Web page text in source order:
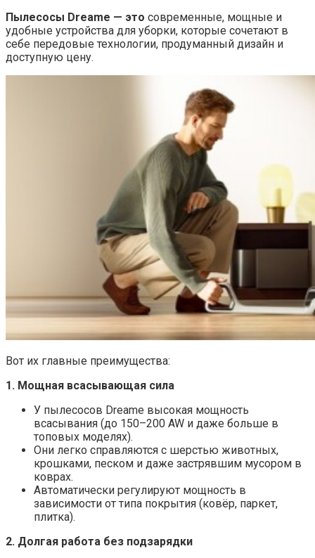
Пылесосы Dreame — это современные, мощные и
удобные устройства для уборки, которые сочетают в
себе передовые технологии, продуманный дизайн и
доступную цену.
Вот их главные преимущества:
1. Мощная всасывающая сила
У пылесосов Dreame высокая мощность
всасывания (до 150–200 AW и даже больше в
топовых моделях).
Они легко справляются с шерстью животных,
крошками, песком и даже застрявшим мусором в
коврах.
Автоматически регулируют мощность в
зависимости от типа покрытия (ковёр, паркет,
плитка).
2. Долгая работа без подзарядки